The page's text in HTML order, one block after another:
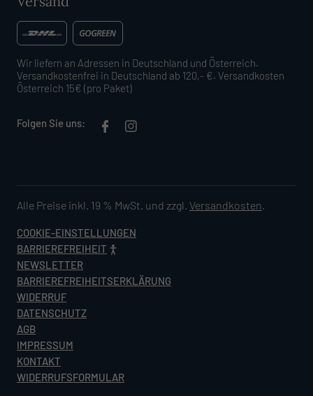
Wir liefern an Adressen in Deutschland und Österreich.
Versandkostenfrei in Deutschland ab 120,- €. Versandkosten
Österreich 15€ (pro Paket)
Folgen Sie uns:
Alle Preise inkl. 19 % MwSt. und zzgl. Versandkosten.
COOKIE-EINSTELLUNGEN
BARRIEREFREIHEIT
NEWSLETTER
BARRIEREFREIHEITSERKLÄRUNG
WIDERRUF
DATENSCHUTZ
AGB
IMPRESSUM
KONTAKT
WIDERRUFSFORMULAR